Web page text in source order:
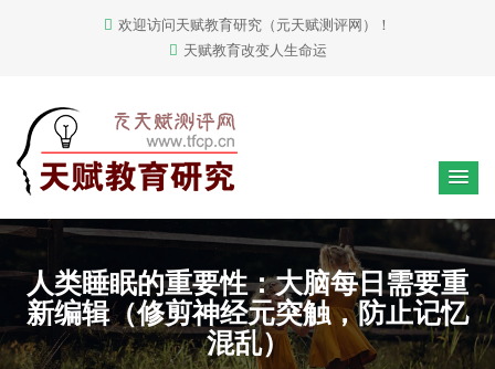
欢迎访问天赋教育研究（元天赋测评网）！
天赋教育改变人生命运
人类睡眠的重要性：大脑每日需要重
新编辑（修剪神经元突触，防止记忆
混乱）